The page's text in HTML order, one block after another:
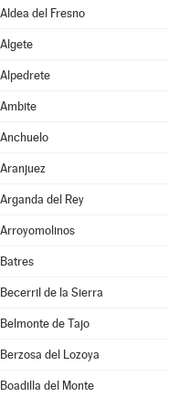
Aldea del Fresno
Algete
Alpedrete
Ambite
Anchuelo
Aranjuez
Arganda del Rey
Arroyomolinos
Batres
Becerril de la Sierra
Belmonte de Tajo
Berzosa del Lozoya
Boadilla del Monte